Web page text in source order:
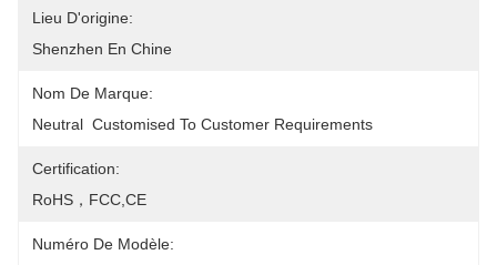
Lieu D'origine:
Shenzhen En Chine
Nom De Marque:
Neutral  Customised To Customer Requirements
Certification:
RoHS，FCC,CE
Numéro De Modèle: